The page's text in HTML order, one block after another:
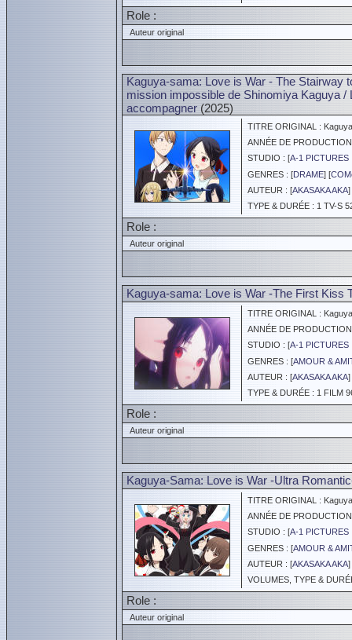
Role :
Auteur original
Kaguya-sama: Love is War - The Stairway
mission impossible de Shinomiya Kaguya
accompagner (2025)
TITRE ORIGINAL :
ANNÉE DE
STUDIO : [A-1 PICTURES
GENRES : [DRAME] [
AUTEUR : [AKASAKA AKA]
TYPE & DURÉE : 1 TV-S
Role :
Auteur original
Kaguya-sama: Love is War -The First Kiss
TITRE ORIGINAL :
ANNÉE DE
STUDIO : [A-1 PICTURES
GENRES : [AMOUR &
AUTEUR : [AKASAKA AKA]
TYPE & DURÉE : 1 FILM
Role :
Auteur original
Kaguya-Sama: Love is War -Ultra
TITRE ORIGINAL :
ANNÉE DE
STUDIO : [A-1 PICTURES
GENRES : [AMOUR &
AUTEUR : [AKASAKA AKA]
VOLUMES, TYPE &
Role :
Auteur original